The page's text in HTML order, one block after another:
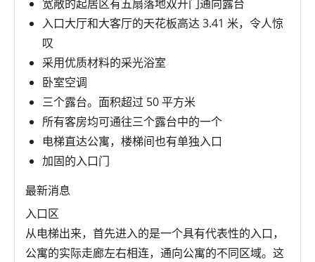
宽敞的起居区有五扇落地双开门通向露台
入口大厅和大客厅的天花板高达 3.41 米，令人惊
叹
采用优质材料的采光浴室
卧室空调
三个露台。面积超过 50 平方米
所有客房均可通往三个露台中的一个
电梯直达公寓，楼梯间也有单独入口
加固的入口门
最新消息
入口区
从电梯出来，首先进入的是一个具有代表性的入口，
公寓的实际走廊左右相连，通向公寓的不同区域。这